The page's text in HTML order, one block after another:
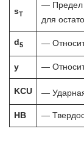
sT
— Предел
для
d 5 —
y —
KCU —
HB —